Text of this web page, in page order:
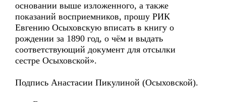
основании выше изложенного, а также
показаний восприемников, прошу РИК
Евгению Осыховскую вписать в книгу о
рождении за 1890 год, о чём и выдать
соответствующий документ для отсылки
сестре Осыховской».
Подпись Анастасии Пикулиной (Осыховской).